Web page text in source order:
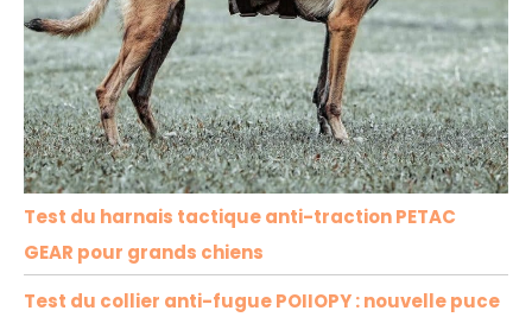
Test du harnais tactique anti-traction PETAC
GEAR pour grands chiens
Test du collier anti-fugue POIIOPY : nouvelle puce